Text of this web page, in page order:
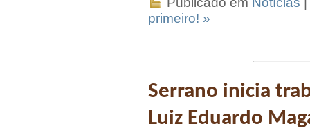
primeiro! »
Serrano inicia
Luiz Eduardo